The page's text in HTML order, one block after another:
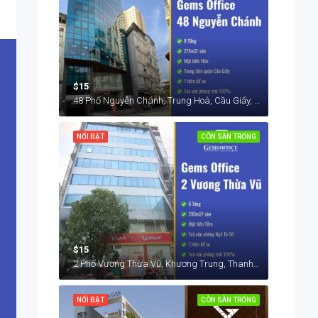
$15
48 Phố Nguyễn Chánh, Trung Hoà, Cầu Giấy, Hà Nội, Việt Nam
CÒN SÀN TRỐNG
NỔI BẬT
$15
CÒN SÀN TRỐNG
NỔI BẬT